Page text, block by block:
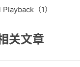
（1）
关文章